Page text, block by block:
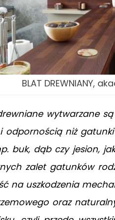
BLAT DREWNIANY,
wytwarzane
odpornością niż
buk, dąb czy jesion,
zalet gatunków
na uszkodzenia
oraz